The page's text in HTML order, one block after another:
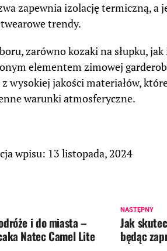
zapewnia izolację termiczną, a
trendy.
zarówno kozaki na słupku,
elementem zimowej
wysokiej jakości materiałów,
warunki atmosferyczne.
wpisu: 13 listopada, 2024
NASTĘPNY
Jak
będąc
i do miasta –
Natec Camel Lite